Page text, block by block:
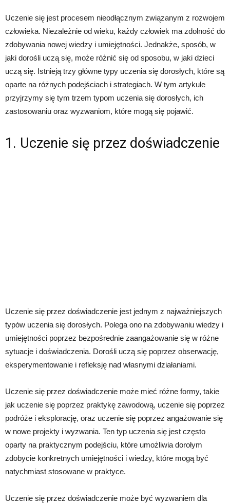
Uczenie się jest procesem nieodłącznym związanym z rozwojem
człowieka. Niezależnie od wieku, każdy człowiek ma zdolność do
zdobywania nowej wiedzy i umiejętności. Jednakże, sposób, w
jaki dorośli uczą się, może różnić się od sposobu, w jaki dzieci
uczą się. Istnieją trzy główne typy uczenia się dorosłych, które są
oparte na różnych podejściach i strategiach. W tym artykule
przyjrzymy się tym trzem typom uczenia się dorosłych, ich
zastosowaniu oraz wyzwaniom, które mogą się pojawić.
1. Uczenie się przez doświadczenie
Uczenie się przez doświadczenie jest jednym z najważniejszych
typów uczenia się dorosłych. Polega ono na zdobywaniu wiedzy i
umiejętności poprzez bezpośrednie zaangażowanie się w różne
sytuacje i doświadczenia. Dorośli uczą się poprzez obserwację,
eksperymentowanie i refleksję nad własnymi działaniami.
Uczenie się przez doświadczenie może mieć różne formy, takie
jak uczenie się poprzez praktykę zawodową, uczenie się poprzez
podróże i eksplorację, oraz uczenie się poprzez angażowanie się
w nowe projekty i wyzwania. Ten typ uczenia się jest często
oparty na praktycznym podejściu, które umożliwia dorołym
zdobycie konkretnych umiejętności i wiedzy, które mogą być
natychmiast stosowane w praktyce.
Uczenie się przez doświadczenie może być wyzwaniem dla